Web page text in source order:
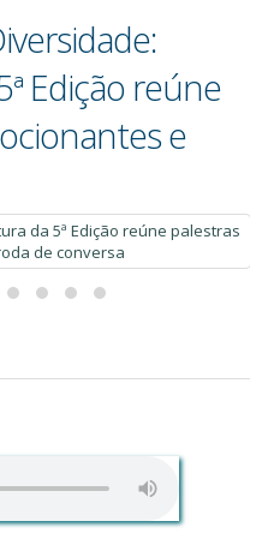
Edição reúne
e